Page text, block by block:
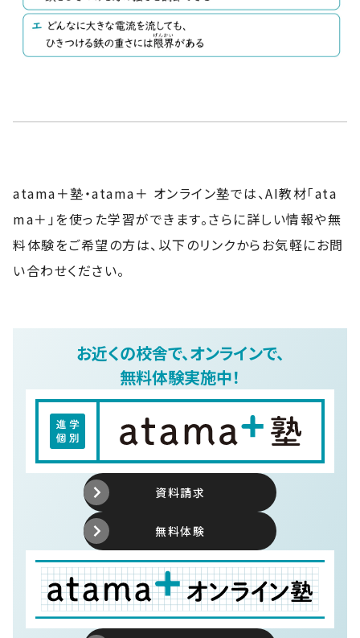
atama＋塾・atama＋ オンライン塾では、AI教材「ata
ma＋」を使った学習ができます。さらに詳しい情報や無
料体験をご希望の方は、以下のリンクからお気軽にお問
い合わせください。
お近くの校舎で、オンラインで、
無料体験実施中！
資料請求
無料体験